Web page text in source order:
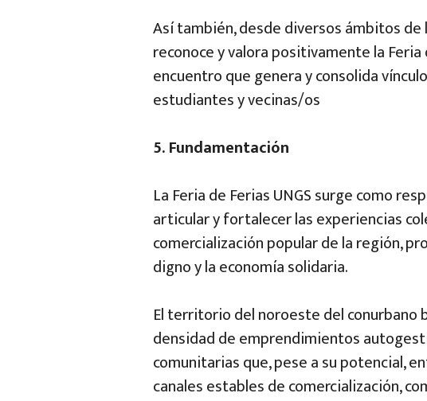
Así también, desde diversos ámbitos
reconoce y valora positivamente la
encuentro que genera y consolida
estudiantes y vecinas/os
5. Fundamentación
La Feria de Ferias UNGS surge como
articular y fortalecer las experiencias
comercialización popular de la región,
digno y la economía solidaria.
El territorio del noroeste del conurbano
densidad de emprendimientos
comunitarias que, pese a su potencial,
canales estables de comercialización,